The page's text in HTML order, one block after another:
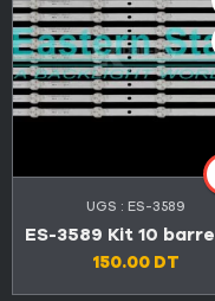
UGS : ES-3589
150.00 DT